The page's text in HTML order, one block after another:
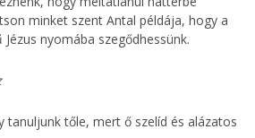
minket szent Antal példája, hogy a
nyomába szegődhessünk.
tanuljunk tőle, mert ő szelíd és alázatos